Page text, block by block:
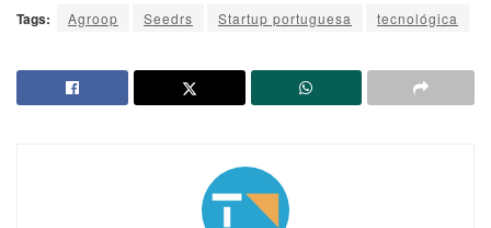
Tags: Agroop Seedrs Startup portuguesa tecnológica